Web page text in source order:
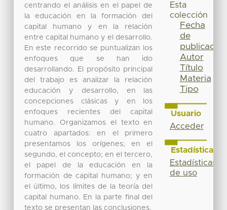
centrando el análisis en el papel de
la educación en la formación del
capital humano y en la relación
entre capital humano y el desarrollo.
En este recorrido se puntualizan los
enfoques que se han ido
desarrollando. El propósito principal
del trabajo es analizar la relación
educación y desarrollo, en las
concepciones clásicas y en los
enfoques recientes del capital
humano. Organizamos el texto en
cuatro apartados: en el primero
presentamos los orígenes; en el
segundo, el concepto; en el tercero,
el papel de la educación en la
formación de capital humano; y en
el último, los límites de la teoría del
capital humano. En la parte final del
texto se presentan las conclusiones.
Esta
colección
Fecha
de
publicación
Autor
Título
Materia
Tipo
Usuario
Acceder
Estadísticas
Estadísticas
de uso